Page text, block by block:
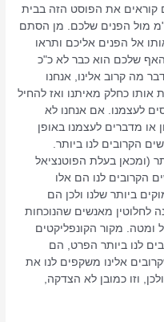
את הפוסט הזה בבית
אז כפית) שימו אותו 20 ס"מ מול הפנים שלכם. מן הסתם
אל הפנים אליכם ותראו
2 ס"מ מול האף שלכם הוא כבר לא כ"כ
מה קרוב אלינו, אנחנו
אותו כחלק מאיתנו ואז להחיל
לעצמנו. אם אנחנו לא
מדברים לעצמנו באופן
הקרובים לנו ביותר.
(ומכאן בעלת הפוטנציאל
הקרובים לנו הם אלו
ביותר שלנו ולכן הם
לחלוטין מאנשים שהנוכחות
ומטה. מקור הקונפליקטים
לנו ביותר הפרט, הם
אלינו משקפים לנו את
וזו כמובן לא הצדקה,